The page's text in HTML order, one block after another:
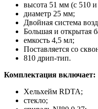
высота 51 мм (с 510
диаметр 25 мм;
Двойная система
Большая и открытая
емкость 4,5 мл;
Поставляется со
810 дрип-тип.
Комплектация включает:
Хельхейм RDTA;
стекло;